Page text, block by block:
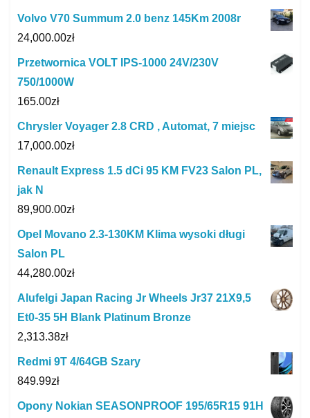
Volvo V70 Summum 2.0 benz 145Km 2008r
24,000.00zł
Przetwornica VOLT IPS-1000 24V/230V
750/1000W
165.00zł
Chrysler Voyager 2.8 CRD , Automat, 7 miejsc
17,000.00zł
Renault Express 1.5 dCi 95 KM FV23 Salon PL,
jak N
89,900.00zł
Opel Movano 2.3-130KM Klima wysoki długi
Salon PL
44,280.00zł
Alufelgi Japan Racing Jr Wheels Jr37 21X9,5
Et0-35 5H Blank Platinum Bronze
2,313.38zł
Redmi 9T 4/64GB Szary
849.99zł
Opony Nokian SEASONPROOF 195/65R15 91H